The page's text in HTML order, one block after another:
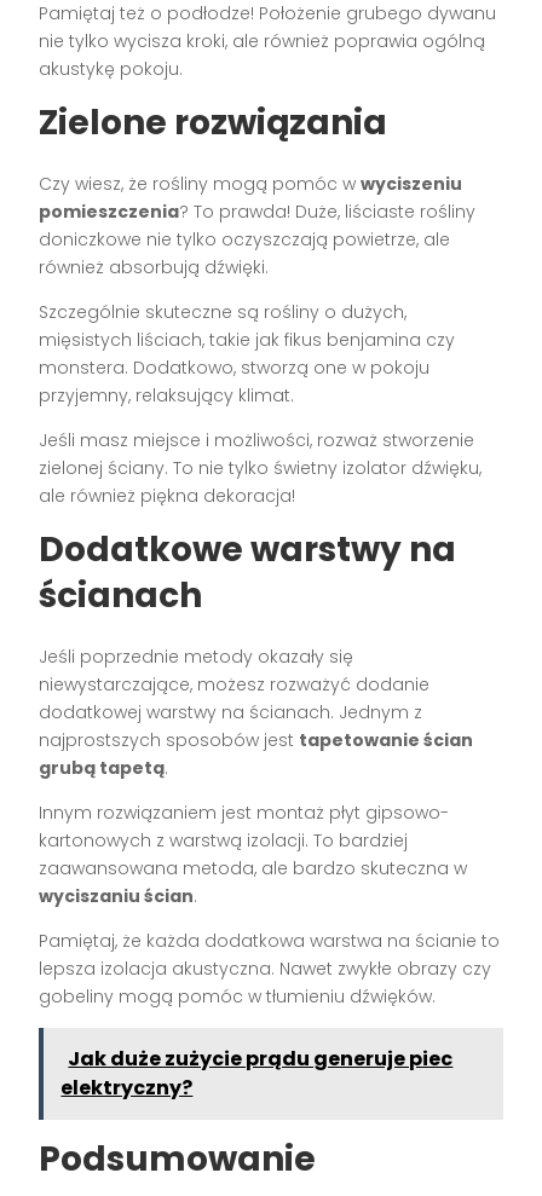
Pamiętaj też o podłodze! Położenie grubego dywanu
nie tylko wycisza kroki, ale również poprawia ogólną
akustykę pokoju.
Zielone rozwiązania
Czy wiesz, że rośliny mogą pomóc wwyciszeniu
pomieszczenia? To prawda! Duże, liściaste rośliny
doniczkowe nie tylko oczyszczają powietrze, ale
również absorbują dźwięki.
Szczególnie skuteczne są rośliny o dużych,
mięsistych liściach, takie jak fikus benjamina czy
monstera. Dodatkowo, stworzą one w pokoju
przyjemny, relaksujący klimat.
Jeśli masz miejsce i możliwości, rozważ stworzenie
zielonej ściany. To nie tylko świetny izolator dźwięku,
ale również piękna dekoracja!
Dodatkowe warstwy na
ścianach
Jeśli poprzednie metody okazały się
niewystarczające, możesz rozważyć dodanie
dodatkowej warstwy na ścianach. Jednym z
najprostszych sposobów jest tapetowanie ścian
grubą tapetą.
Innym rozwiązaniem jest montaż płyt gipsowo-
kartonowych z warstwą izolacji. To bardziej
zaawansowana metoda, ale bardzo skuteczna w
wyciszaniu ścian.
Pamiętaj, że każda dodatkowa warstwa na ścianie to
lepsza izolacja akustyczna. Nawet zwykłe obrazy czy
gobeliny mogą pomóc w tłumieniu dźwięków.
Jak duże zużycie prądu generuje piec
elektryczny?
Podsumowanie